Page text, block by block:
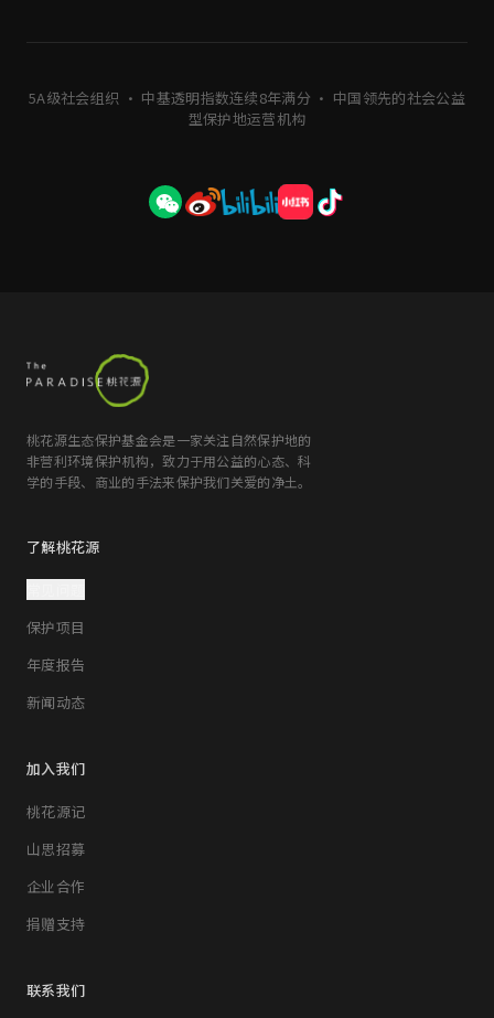
5A级社会组织 · 中基透明指数连续8年满分 · 中国领先的社会公益
型保护地运营机构
桃花源生态保护基金会是一家关注自然保护地的
非营利环境保护机构，致力于用公益的心态、科
学的手段、商业的手法来保护我们关爱的净土。
了解桃花源
保护项目
年度报告
新闻动态
加入我们
桃花源记
山思招募
企业合作
捐赠支持
联系我们